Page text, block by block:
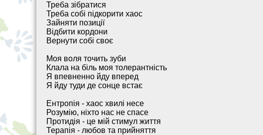
Треба зібратися
Треба собі підкорити хаос
Зайняти позиції
Відбити кордони
Вернути собі своє
Моя воля точить зуби
Клала на біль моя толерантність
Я впевненно йду вперед
Я йду туди де сонце встає
Ентропія - хаос хвилі несе
Розумію, ніхто нас не спасе
Протидія - це мій стимул життя
Терапія - любов та прийняття